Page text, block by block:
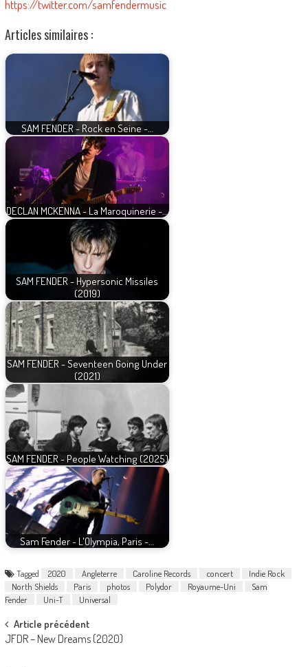
https://twitter.com/samfendermusic
Articles similaires :
SAM FENDER - Rock en Seine -…
DECLAN MCKENNA - La Maroquinerie -…
SAM FENDER - Hypersonic Missiles
(2019)
SAM FENDER - Seventeen Going Under
(2021)
SAM FENDER - People Watching (2025)
Sam Fender - L'Olympia, Paris -…
Tagged 2020 Angleterre Caroline Records concert
Indie Rock
North Shields
Paris photos Polydor Royaume-Uni
Sam
Fender
Uni-T Universal
Post
navigation
Article précédent
JFDR – New Dreams (2020)